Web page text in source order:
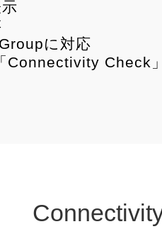
に対応
Connectivity Check